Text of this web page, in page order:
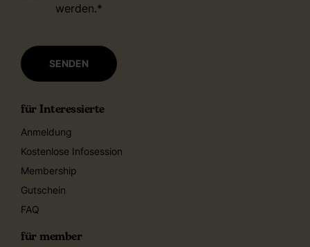
werden.*
für Interessierte
Anmeldung
Kostenlose Infosession
Membership
Gutschein
FAQ
für member